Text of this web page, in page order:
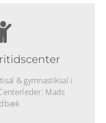
& gymnastiksal i
Mads